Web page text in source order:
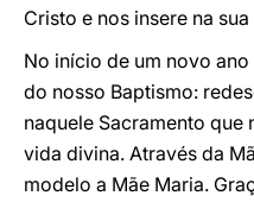
Cristo e nos insere na
No início de um novo
do nosso Baptismo:
naquele Sacramento que
vida divina. Através da
modelo a Mãe Maria.